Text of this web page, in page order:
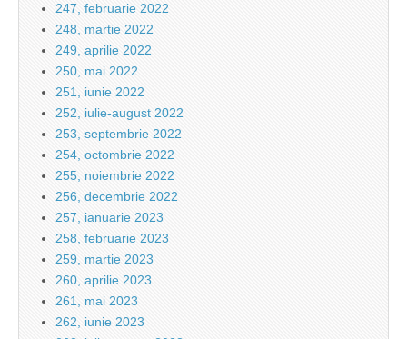
247, februarie 2022
248, martie 2022
249, aprilie 2022
250, mai 2022
251, iunie 2022
252, iulie-august 2022
253, septembrie 2022
254, octombrie 2022
255, noiembrie 2022
256, decembrie 2022
257, ianuarie 2023
258, februarie 2023
259, martie 2023
260, aprilie 2023
261, mai 2023
262, iunie 2023